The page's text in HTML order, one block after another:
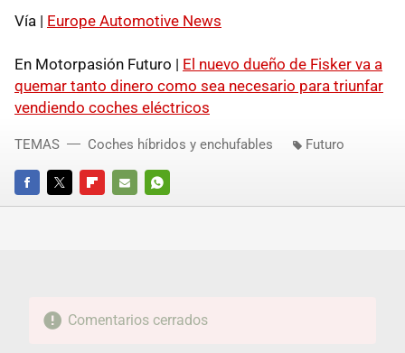
Vía | Europe Automotive News
En Motorpasión Futuro | El nuevo dueño de Fisker va a
quemar tanto dinero como sea necesario para triunfar
vendiendo coches eléctricos
FACEBOOKTWITTERFLIPBOARD
E-
WHATSAPP
TEMAS Coches híbridos y enchufables Futuro
Comentarios cerrados